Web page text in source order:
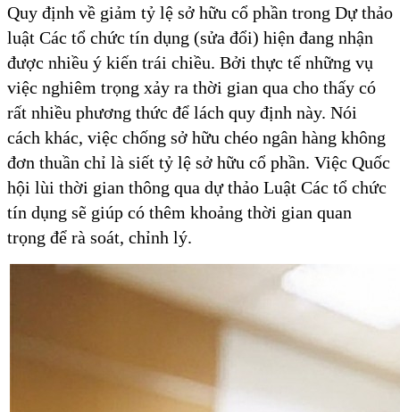
Quy định về giảm tỷ lệ sở hữu cổ phần trong Dự thảo
luật Các tổ chức tín dụng (sửa đổi) hiện đang nhận
được nhiều ý kiến trái chiều. Bởi thực tế những vụ
việc nghiêm trọng xảy ra thời gian qua cho thấy có
rất nhiều phương thức để lách quy định này. Nói
cách khác, việc chống sở hữu chéo ngân hàng không
đơn thuần chỉ là siết tỷ lệ sở hữu cổ phần. Việc Quốc
hội lùi thời gian thông qua dự thảo Luật Các tổ chức
tín dụng sẽ giúp có thêm khoảng thời gian quan
trọng để rà soát, chỉnh lý.